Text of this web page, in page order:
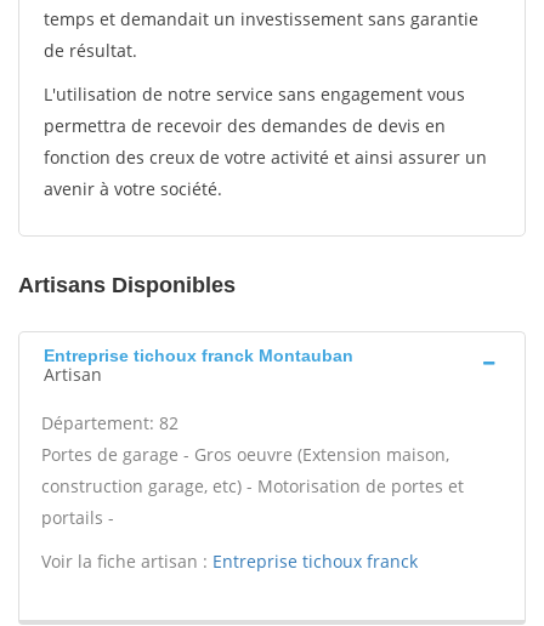
temps et demandait un investissement sans garantie
de résultat.
L'utilisation de notre service sans engagement vous
permettra de recevoir des demandes de devis en
fonction des creux de votre activité et ainsi assurer un
avenir à votre société.
Artisans Disponibles
Entreprise tichoux franck Montauban
Artisan
Département: 82
Portes de garage - Gros oeuvre (Extension maison,
construction garage, etc) - Motorisation de portes et
portails -
Voir la fiche artisan : Entreprise tichoux franck